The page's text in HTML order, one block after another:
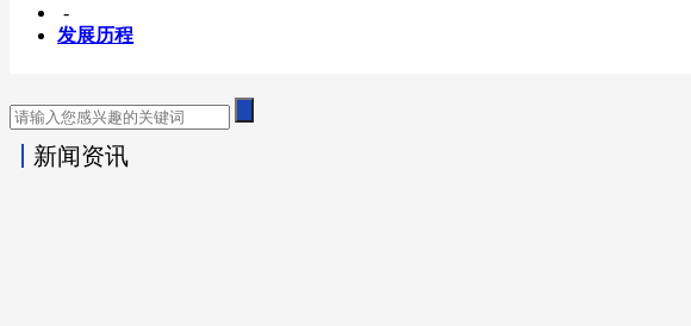
-
发展历程
新闻资讯